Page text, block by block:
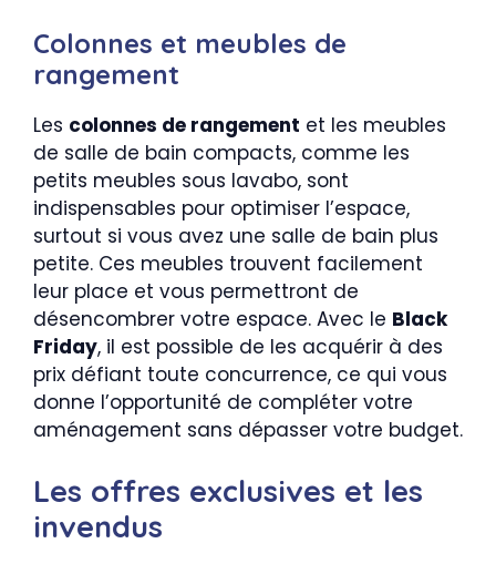
Colonnes et meubles de
rangement
Les colonnes de rangement et les meubles
de salle de bain compacts, comme les
petits meubles sous lavabo, sont
indispensables pour optimiser l’espace,
surtout si vous avez une salle de bain plus
petite. Ces meubles trouvent facilement
leur place et vous permettront de
désencombrer votre espace. Avec le Black
Friday, il est possible de les acquérir à des
prix défiant toute concurrence, ce qui vous
donne l’opportunité de compléter votre
aménagement sans dépasser votre budget.
Les offres exclusives et les
invendus